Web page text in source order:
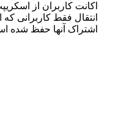
اکانت کاربران از
انتقال فقط کاربرانی
اشتراک آنها حفظ شده